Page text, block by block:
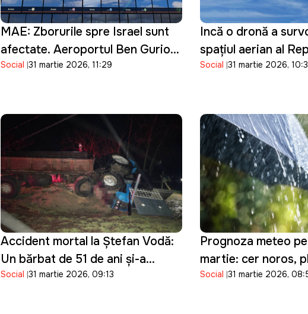
MAE: Zborurile spre Israel sunt
afectate. Aeroportul Ben Gurion
rămâne închis până la 16 aprilie
Social 31 martie 2026, 11:29
Incă o dronă a
spațiul aerian al
Moldova
Social 31 martie 2026,
Accident mortal la Ștefan Vodă:
Un bărbat de 51 de ani și-a
pierdut viața după ce a pierdut
Social 31 martie 2026, 09:13
Prognoza meteo
martie: cer noros,
temperaturi
Social 31 martie 2026,